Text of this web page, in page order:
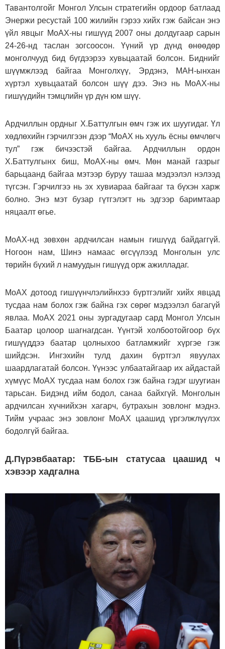
Тавантолгойг Монгол Улсын стратегийн ордоор батлаад
Энержи ресустай 100 жилийн гэрээ хийх гэж байсан энэ
үйл явцыг МоАХ-ны гишүүд 2007 оны долдугаар сарын
24-26-нд таслан зогсоосон. Үүний үр дүнд өнөөдөр
монголчууд бид бүгдээрээ хувьцаатай болсон. Биднийг
шүүмжлээд байгаа Монголхүү, Эрдэнэ, МАН-ынхан
хүртэл хувьцаатай болсон шүү дээ. Энэ нь МоАХ-ны
гишүүдийн тэмцлийн үр дүн юм шүү.
Ардчиллын ордныг Х.Баттулгын өмч гэж их шуугидаг. Үл
хөдлөхийн гэрчилгээн дээр “МоАХ нь хууль ёсны өмчлөгч
тул” гэж бичээстэй байгаа. Ардчиллын ордон
Х.Баттулгынх биш, МоАХ-ны өмч. Мөн манай газрыг
барьцаанд байгаа мэтээр буруу ташаа мэдээлэл нэлээд
түгсэн. Гэрчилгээ нь эх хувиараа байгааг та бүхэн харж
болно. Энэ мэт бузар гүтгэлэгт нь эдгээр баримтаар
няцаалт өгье.
МоАХ-нд зөвхөн ардчилсан намын гишүүд байдаггүй.
Ногоон нам, Шинэ намаас өгсүүлээд Монголын улс
төрийн бүхий л намуудын гишүүд орж ажилладаг.
МоАХ дотоод гишүүнчлэлийнхээ бүртгэлийг хийх явцад
тусдаа нам болох гэж байна гэх сөрөг мэдээлэл багагүй
явлаа. МоАХ 2021 оны зургадугаар сард Монгол Улсын
Баатар цолоор шагнагдсан. Үүнтэй холбоотойгоор бүх
гишүүддээ баатар цолныхоо батламжийг хүргэе гэж
шийдсэн. Ингэхийн тулд дахин бүртгэл явуулах
шаардлагатай болсон. Үүнээс улбаатайгаар их айдастай
хүмүүс МоАХ тусдаа нам болох гэж байна гэдэг шуугиан
тарьсан. Бидэнд ийм бодол, санаа байхгүй. Монголын
ардчилсан хүчнийхэн хагарч, бутрахын зовлонг мэднэ.
Тийм учраас энэ зовлонг МоАХ цаашид үргэлжлүүлэх
бодолгүй байгаа.
Д.Пүрэвбаатар: ТББ-ын статусаа цаашид ч
хэвээр хадгална